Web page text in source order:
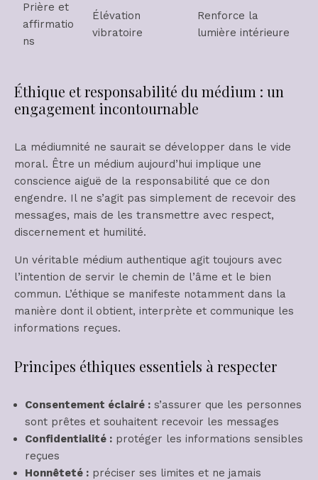
Prière et
affirmatio
ns
Élévation
vibratoire
Renforce la
lumière intérieure
Éthique et responsabilité du médium : un
engagement incontournable
La médiumnité ne saurait se développer dans le vide
moral. Être un médium aujourd’hui implique une
conscience aiguë de la responsabilité que ce don
engendre. Il ne s’agit pas simplement de recevoir des
messages, mais de les transmettre avec respect,
discernement et humilité.
Un véritable médium authentique agit toujours avec
l’intention de servir le chemin de l’âme et le bien
commun. L’éthique se manifeste notamment dans la
manière dont il obtient, interprète et communique les
informations reçues.
Principes éthiques essentiels à respecter
Consentement éclairé : s’assurer que les personnes
sont prêtes et souhaitent recevoir les messages
Confidentialité : protéger les informations sensibles
reçues
Honnêteté : préciser ses limites et ne jamais